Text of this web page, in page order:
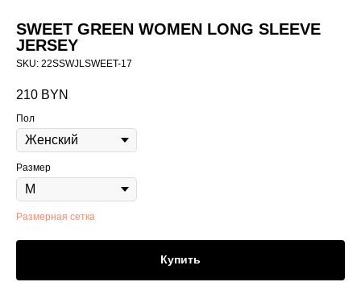
SWEET GREEN WOMEN LONG SLEEVE
JERSEY
SKU: 22SSWJLSWEET-17
210 BYN
Пол
Размер
Размерная сетка
Купить